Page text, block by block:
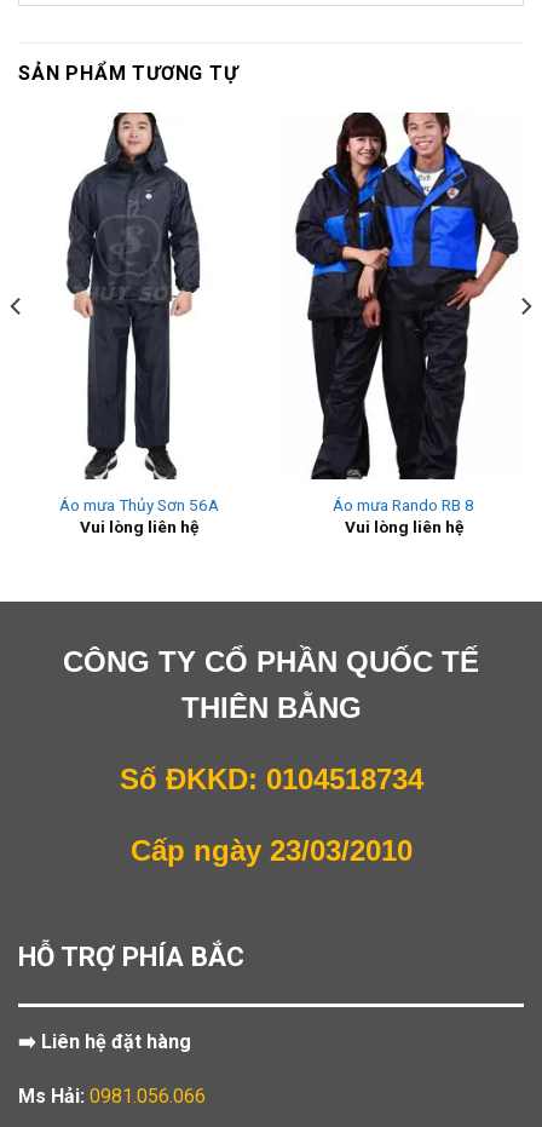
SẢN PHẨM TƯƠNG TỰ
Áo mưa Thủy Sơn 56A
Vui lòng liên hệ
Áo mưa Rando RB 8
Vui lòng liên hệ
CÔNG TY CỔ PHẦN QUỐC TẾ
THIÊN BẰNG
Số ĐKKD: 0104518734
Cấp ngày 23/03/2010
HỖ TRỢ PHÍA BẮC
➡️ Liên hệ đặt hàng
Ms Hải: 0981.056.066